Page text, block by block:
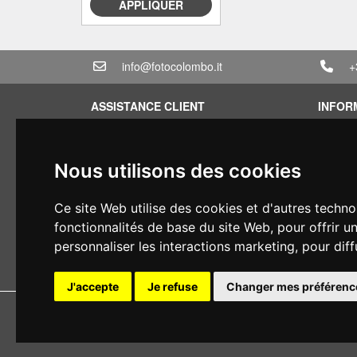
Nous utilisons des cookies
Ce site Web utilise des cookies et d'autres
fonctionnalités de base du site Web, pour offrir
personnaliser les interactions marketing, pour
J'accepte Je refuse Changer mes
APPLIQUER
info@fotocolombo.it
ASSISTANCE CLIENT
Informations sur la livraison
Types de paiement
Droit de rétractation
Application de la TVA